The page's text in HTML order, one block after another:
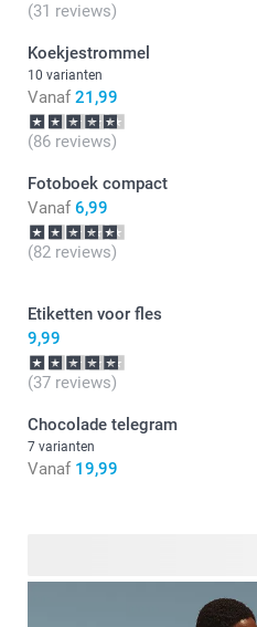
(31 reviews)
Koekjestrommel
10 varianten
Vanaf 21,99
(86 reviews)
Fotoboek compact
Vanaf 6,99
(82 reviews)
Etiketten voor fles
9,99
(37 reviews)
Chocolade telegram
7 varianten
Vanaf 19,99